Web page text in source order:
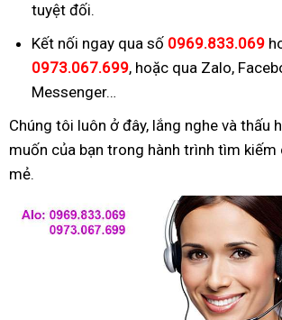
tuyệt đối.
Kết nối ngay qua số 0969.833.069
0973.067.699, hoặc qua Zalo,
Messenger…
Chúng tôi luôn ở đây, lắng nghe và thấu
muốn của bạn trong hành trình tìm kiếm
mẻ.